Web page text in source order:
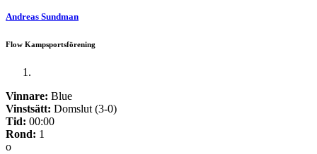
Andreas Sundman
Flow Kampsportsförening
Vinnare: Blue
Vinstsätt: Domslut (3-0)
Tid: 00:00
Rond: 1
o